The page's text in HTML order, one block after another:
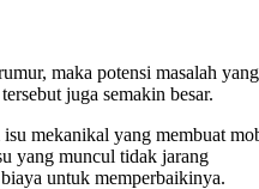
maka potensi masalah yang
juga semakin besar.
mekanikal yang membuat
yang muncul tidak jarang
untuk memperbaikinya.